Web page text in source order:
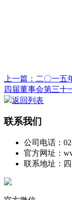
上一篇：二〇一
四届董事会第三十
返回列表
联系我们
公司电话：
官方网址：
联系地址：